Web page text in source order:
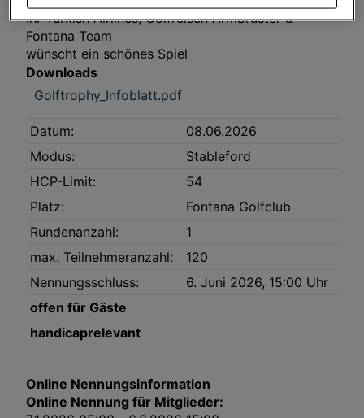
Ihr Turkish Airlines, Golfreisen Armbrüster &
Fontana Team
wünscht ein schönes Spiel
Downloads
Golftrophy_Infoblatt.pdf
Datum:
08.06.2026
Modus:
Stableford
HCP-Limit:
54
Platz:
Fontana Golfclub
Rundenanzahl:
1
max. Teilnehmeranzahl:
120
Nennungsschluss:
6. Juni 2026, 15:00 Uhr
offen für Gäste
handicaprelevant
Online Nennungsinformation
Online Nennung für Mitglieder:
Überwachungszwecken unterliegen und dagegen keine wirksamen
Rechtsbehelfe zur Verfügung stehen.
Mit Klick auf „Zustimmen & fortfahren“ willigen Sie in die Verwendung
von unseren Cookies und auch von Drittanbietern (auch aus USA) ein.
In den Einstellungen können Sie jederzeit Ihre Präferenzen verwalten und
Widerspruch gegen die Verarbeitung auf der Grundlage berechtigter
Interessen einlegen. Klicken Sie dazu auf „Cookie Einstellungen“, die sich auf
Impressum
Wir und unsere Partner verarbeiten Daten, um
Folgendes bereitzustellen:
aktiv abfragen. Speichern von oder Zugriff auf Informationen auf einem
Endgerät. Personalisierte Werbung und Inhalte, Messung von Werbeleistung
und Verbesserung von Angeboten.
Liste der Partner (Lieferanten)